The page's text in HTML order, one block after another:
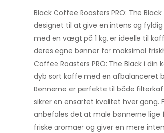
Black Coffee Roasters PRO: The
designet til at give en intens og
med en vægt på 1 kg, er ideelle til
deres egne bønner for maksimal
Coffee Roasters PRO: The Black i
dyb sort kaffe med en afbalanceret
Bønnerne er perfekte til både
sikrer en ensartet kvalitet hver gang.
anbefales det at male bønnerne lige
friske aromaer og giver en mere